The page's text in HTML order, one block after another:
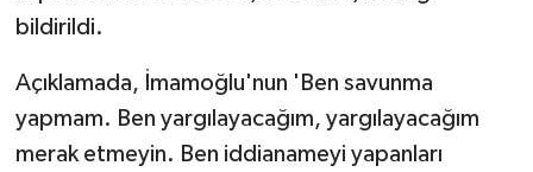
bildirildi.
Açıklamada, İmamoğlu'nun 'Ben savunma
yapmam. Ben yargılayacağım, yargılayacağım
merak etmeyin. Ben iddianameyi yapanları